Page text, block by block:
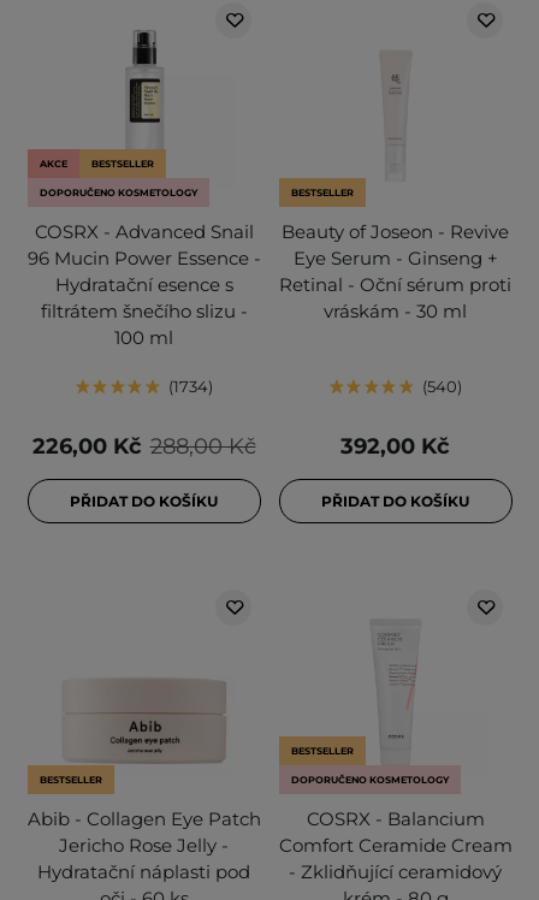
AKCE BESTSELLER
DOPORUČENO KOSMETOLOGY
COSRX - Advanced Snail
96 Mucin Power Essence -
Hydratační esence s
filtrátem šnečího slizu -
100 ml
1734
288,00 Kč
226,00 Kč
PŘIDAT DO KOŠÍKU
BESTSELLER
Beauty of Joseon - Revive
Eye Serum - Ginseng +
Retinal - Oční sérum proti
vráskám - 30 ml
540
392,00 Kč
PŘIDAT DO KOŠÍKU
BESTSELLER
Abib - Collagen Eye Patch
Jericho Rose Jelly -
Hydratační náplasti pod
BESTSELLER
DOPORUČENO KOSMETOLOGY
COSRX - Balancium
Comfort Ceramide Cream
- Zklidňující ceramidový